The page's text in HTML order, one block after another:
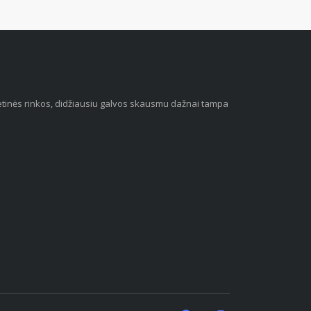
rinkos, didžiausiu galvos skausmu dažnai tampa